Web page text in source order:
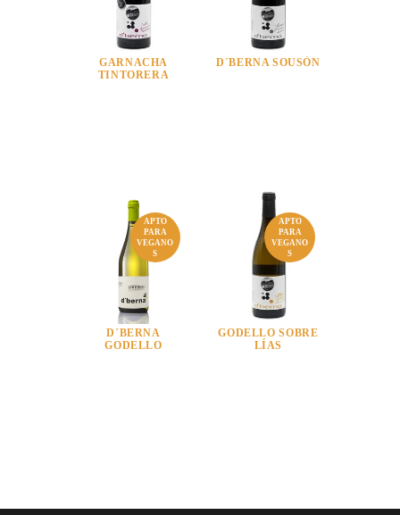
GARNACHA
TINTORERA
D´BERNA SOUSÓN
APTO
PARA
VEGANO
S
D´BERNA
GODELLO
APTO
PARA
VEGANO
S
GODELLO SOBRE
LÍAS